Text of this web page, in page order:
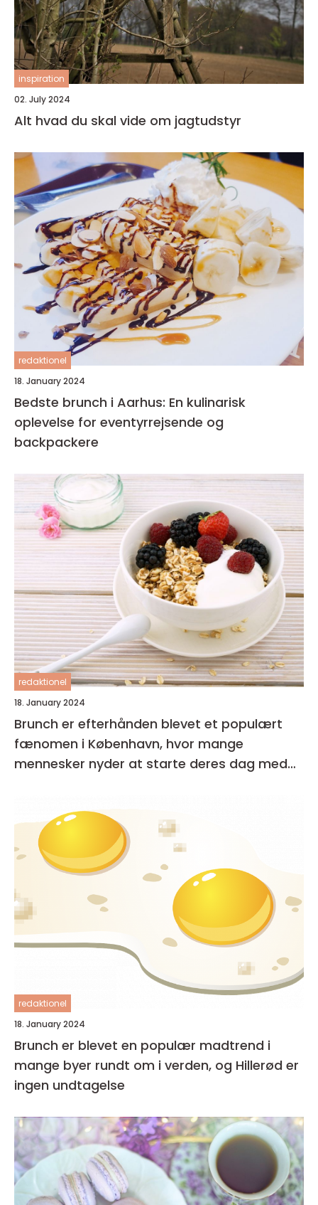
inspiration
02. July 2024
Alt hvad du skal vide om jagtudstyr
redaktionel
18. January 2024
Bedste brunch i Aarhus: En kulinarisk
oplevelse for eventyrrejsende og
backpackere
redaktionel
18. January 2024
Brunch er efterhånden blevet et populært
fænomen i København, hvor mange
mennesker nyder at starte deres dag med
redaktionel
18. January 2024
Brunch er blevet en populær madtrend i
mange byer rundt om i verden, og Hillerød er
ingen undtagelse